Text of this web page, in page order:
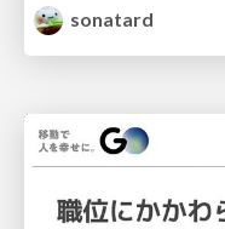
sonatard